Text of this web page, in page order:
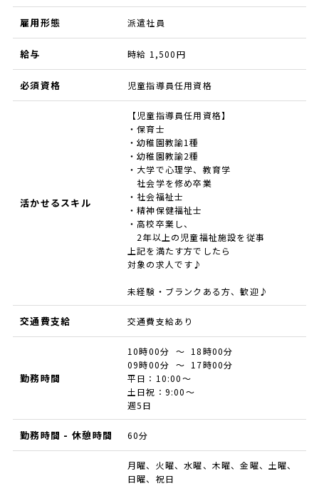
雇用形態 派遣社員
給与 時給 1,500円
必須資格 児童指導員任用資格
活かせるスキル
【児童指導員任用資格】
・保育士
・幼稚園教諭1種
・幼稚園教諭2種
・大学で心理学、教育学
社会学を修め卒業
・社会福祉士
・精神保健福祉士
・高校卒業し、
2年以上の児童福祉施設を従事
上記を満たす方でしたら
対象の求人です♪
未経験・ブランクある方、歓迎♪
交通費支給 交通費支給あり
勤務時間
10時00分 ～ 18時00分
09時00分 ～ 17時00分
平日：10:00～
土日祝：9:00～
週5日
勤務時間 - 休憩時間 60分
月曜、火曜、水曜、木曜、金曜、土曜、
日曜、祝日